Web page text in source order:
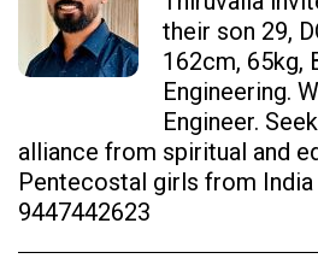
their son 29,
162cm, 65kg,
Engineering.
Engineer.
alliance from spiritual and
Pentecostal girls from India
9447442623